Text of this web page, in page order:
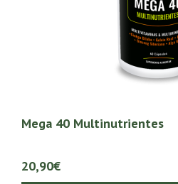
Mega 40 Multinutrientes
20,90€